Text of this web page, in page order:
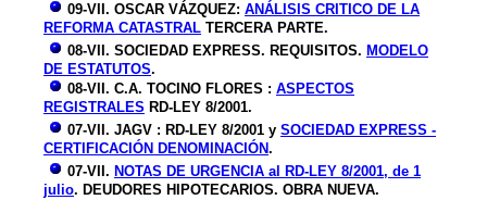
09-VII. OSCAR VÁZQUEZ: ANÁLISIS CRITICO DE LA
REFORMA CATASTRAL TERCERA PARTE.
08-VII. SOCIEDAD EXPRESS. REQUISITOS. MODELO
DE ESTATUTOS.
08-VII. C.A. TOCINO FLORES : ASPECTOS
REGISTRALES RD-LEY 8/2001.
07-VII. JAGV : RD-LEY 8/2001 y SOCIEDAD EXPRESS -
CERTIFICACIÓN DENOMINACIÓN.
07-VII. NOTAS DE URGENCIA al RD-LEY 8/2001, de 1
julio. DEUDORES HIPOTECARIOS. OBRA NUEVA.